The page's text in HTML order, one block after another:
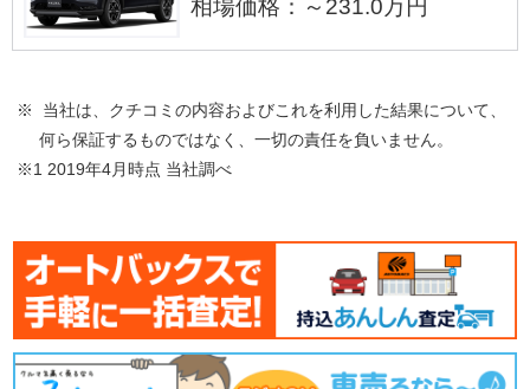
相場価格：～231.0万円
※ 当社は、クチコミの内容およびこれを利用した結果について、
何ら保証するものではなく、一切の責任を負いません。
※1 2019年4月時点 当社調べ